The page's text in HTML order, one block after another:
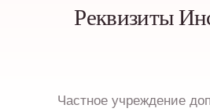
Реквизиты
Частное учреждение